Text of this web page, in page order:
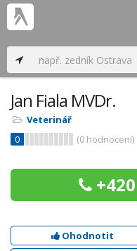
Jan Fiala MVDr.
Veterinář
0
(0 hodnocení)
Ohodnotit